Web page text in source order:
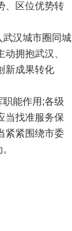
、区位优势转
汉城市圈同城
拥抱武汉、
新成果转化
能作用;各级
当找准服务保
紧紧围绕市委